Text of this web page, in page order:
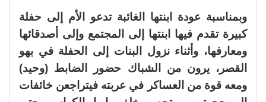
وبمناسبة عودة ابنتها الغائبة تدعو الأم إلى حفلة
كبيرة تقدم فيها ابنتها إلى المجتمع وإلى أصدقائها
ومعارفها، وأثناء نزول البنات إلى الحفلة في بهو
القصر، يرون من الشباك حضور الضابط (وحيد)
ومعه قوة من العساكر في عربته فيتراجعن خائفات